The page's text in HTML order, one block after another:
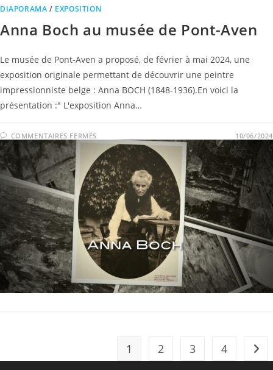
DIAPORAMA / EXPOSITION
Anna Boch au musée de Pont-Aven
Le musée de Pont-Aven a proposé, de février à mai 2024, une
exposition originale permettant de découvrir une peintre
impressionniste belge : Anna BOCH (1848-1936).En voici la
présentation :" L'exposition Anna…
COMMENTAIRES FERMÉS 10/06/2024
1 2 3 4